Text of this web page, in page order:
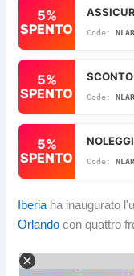
5%
SPENTO
5%
SPENTO
5%
SPENTO
Iberia ha inaugurato
Orlando con quattro